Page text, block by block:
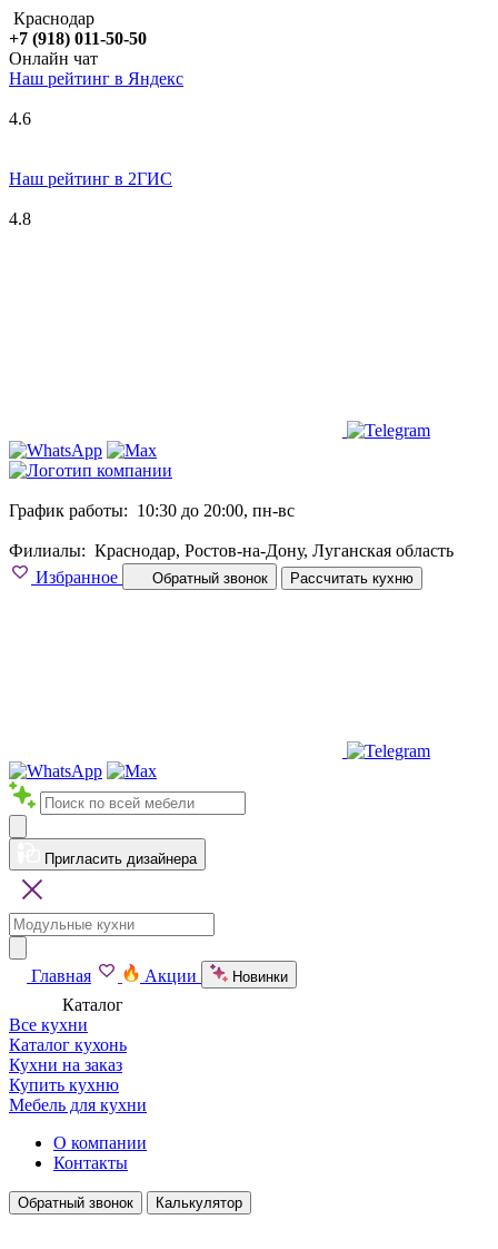
Краснодар
+7 (918) 011-50-50
Онлайн чат
Наш рейтинг в Яндекс
4.6
Наш рейтинг в 2ГИС
4.8
График работы: 10:30 до 20:00, пн-вс
Филиалы: Краснодар, Ростов-на-Дону, Луганская область
Избранное
Обратный звонок Рассчитать кухню
Пригласить дизайнера
Главная Акции Новинки
Каталог
Все кухни
Каталог кухонь
Кухни на заказ
Купить кухню
Мебель для кухни
О компании
Контакты
Обратный звонок Калькулятор